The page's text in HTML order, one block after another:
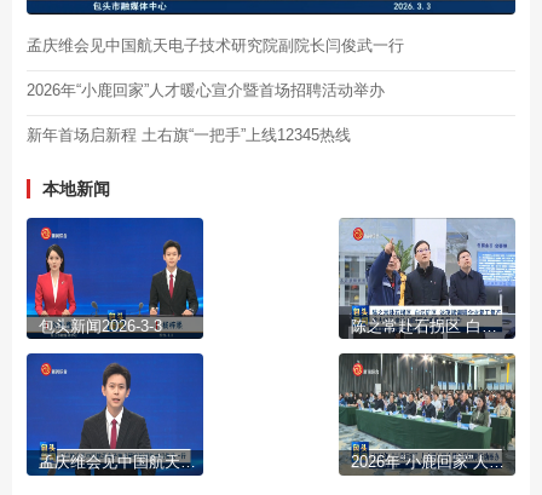
孟庆维会见中国航天电子技术研究院副院长闫俊武一行
2026年“小鹿回家”人才暖心宣介暨首场招聘活动举办
新年首场启新程 土右旗“一把手”上线12345热线
本地新闻
包头新闻2026-3-3 陈之常赴石拐区 白云矿区 达茂旗调研企业复工复产 重大项目建设和园区高质量发展工作
孟庆维会见中国航天电子技术研究院副院长闫俊武一行 2026年“小鹿回家”人才暖心宣介暨首场招聘活动举办